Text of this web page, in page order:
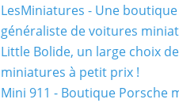
LesMiniatures - Une
généraliste de voitures
Little Bolide, un large choix de
miniatures à petit prix !
Mini 911 - Boutique Porsche